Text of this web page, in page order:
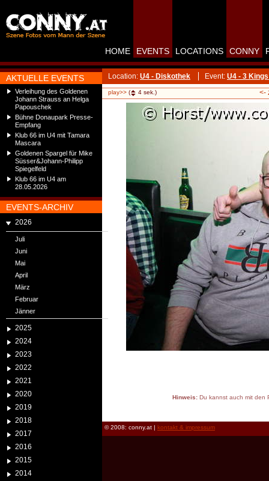
AKTUELLE EVENTS
Verleihung des Goldenen
Johann Strauss an Helga
Papouschek
Bühne Donaupark Presse-
Empfang
Klub 66 im U4 mit Tamara
Mascara
Goldenen Spargel für Mike
Süsser&Johann-Philipp
Spiegelfeld
Klub 66 im U4 am
28.05.2026
EVENTS-ARCHIV
2026
Juli
Juni
Mai
April
März
Februar
Jänner
2025
2024
2023
2022
2021
2020
2019
2018
2017
2016
2015
2014
HOME EVENTS LOCATIONS CONNY
Location: U4 - Diskothek Event: U4 - 3
play>> ( 4 sek.) <-
Hinweis:Du kannst auch mit den
© 2008: conny.at | kontakt & impressum